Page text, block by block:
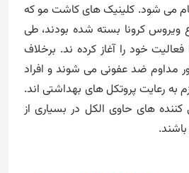
می شود. کلینیک های کاشت مو که
ویروس کرونا بسته شده بودند، طی
خود را آغاز کرده ند. برخلاف
مداوم ضد عفونی می شوند و افراد
به رعایت پروتکل های بهداشتی اند.
های حاوی الکل در بسیاری از